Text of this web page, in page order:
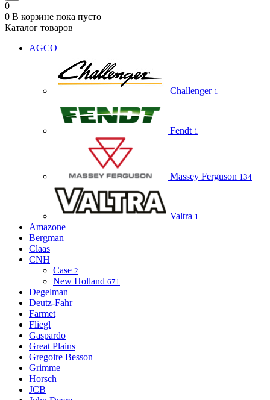
0
0 В корзине пока пусто
Каталог товаров
AGCO
Challenger 1
Fendt 1
Massey Ferguson 134
Valtra 1
Amazone
Bergman
Claas
CNH
Case 2
New Holland 671
Degelman
Deutz-Fahr
Farmet
Fliegl
Gaspardo
Great Plains
Gregoire Besson
Grimme
Horsch
JCB